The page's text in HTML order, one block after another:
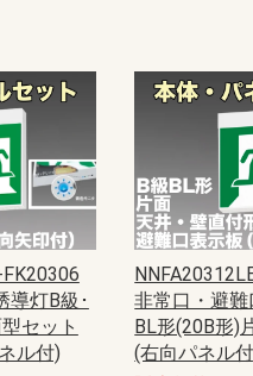
キュート・IH対応
対応
1シリーズ
持型熱感知器（熱オ
感知器
ト型感知器（煙サイ
感知器
付感知器
レス感知器
品監視システム
ム
（複合装置）
（システム用）
ステム
総合盤）
の他
警報設備
知システム
・保守用品
ェイス盤
火災受信機
埋込ボックス・埋込枠
ム
警報設備
栓始動スイッチ
災システム
テム
器収納箱
設向け防災システム
テム
設備
用
備品
信機
備
設備
ーバ
ー設備
池耐雷基板・ラベル
テム（機器内組込用
同住宅用
レス設定器
器
置
器監視システム
備
・FXT
・FXTH
・FXU
・FXH
用FXL
兼用RXG
RXG-IP54
RXGB-IP54
RXV-IP44
ベースPOGB-IP55
ベースPOG-IP55
ー
ャック
ラグ
モチーフ
ライト
イト
ストリングライト
ション（SJ-NHシリ
クルカーテン（部
ション（SJ-NHシリ
ネット（部品）
ション（SJ-NHシリ
ング（部品）
ション（SJ-NHシリ
品
ション（SJXシリー
イントモチーフ（部
ション（SJXシリー
リング（部品）
ション（SJXシリー
トネオン（部品）
ション（SJXシリー
ル（部品）
ション（SJXシリー
ッシュボール（部
ション（SJXシリー
（部品）
ション（SJXシリー
（部品）
ション（SJXシリー
ション（SJシリー
ルカーテン（部品）
ション（SJシリー
ル・電球ライト（部
ション（SJシリー
ット（部品）
ション（SJシリー
クライト（部品）
ション（SJシリー
グ（部品）
ション（SJシリー
イト（部品）
ション（SJシリー
（部品）
ション（SJシリー
クションライト（部
ション（SJシリー
（部品）
ション（SJシリー
ョン（その他）
ョン（卓上タイプ）
投光器
（LED）40mmピッチ
（LED）75mmピッチ
（LED）共通部品
灯タイプ（LED）
用特殊ナット
部材
クター
テクター（増設型）
トラット型）
設型）
フリープロテクター
フリーモール（室内
ロッド
呼線
置き型）
場向き）
レンチ
他工具
パー
イト
ト
ド
ト
ライト
ライト
ドリル
ル
カッター・切断砥石
フレキシブルシャフ
具
ドリル
ボックス
載備品
し器
用品
ヤード
補助帯
・サポートウェア
ョニング用器具
ー
イテム
ップ
ル）
レー
充填剤
プレー
ジャー
ス
ト
ンタイプ
ピーカー
プ
ーンスピーカー
ーカー
ー
ーカー
スピーカー
プ
導灯B級･
セット
ル付)
非常口・避難
BL形(20B形)
(右向パネル